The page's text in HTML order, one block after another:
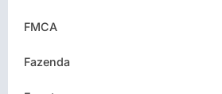
FMCA
Fazenda